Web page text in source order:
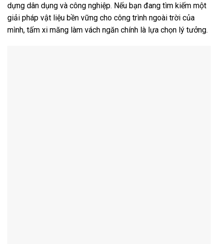
dựng dân dụng và công nghiệp. Nếu bạn đang tìm kiếm một
giải pháp vật liệu bền vững cho công trình ngoài trời của
mình, tấm xi măng làm vách ngăn chính là lựa chọn lý tưởng.